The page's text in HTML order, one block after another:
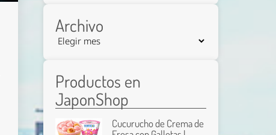
Archivo
Productos en
JaponShop
Cucurucho de Crema de